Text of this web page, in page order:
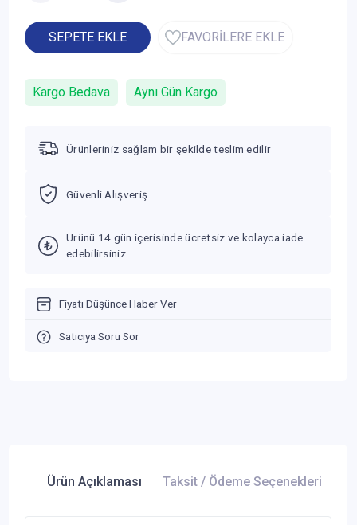
SEPETE EKLE FAVORİLERE EKLE
Kargo Bedava Aynı Gün Kargo
Ürünleriniz sağlam bir şekilde teslim edilir
Güvenli Alışveriş
Ürünü 14 gün içerisinde ücretsiz ve kolayca iade
edebilirsiniz.
Fiyatı Düşünce Haber Ver
Satıcıya Soru Sor
Ürün Açıklaması Taksit / Ödeme Seçenekleri